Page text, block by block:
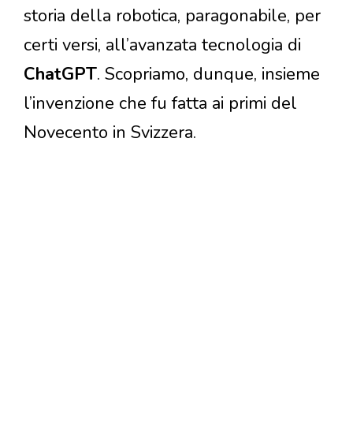
storia della robotica, paragonabile, per
certi versi, all’avanzata tecnologia di
ChatGPT. Scopriamo, dunque, insieme
l’invenzione che fu fatta ai primi del
Novecento in Svizzera.